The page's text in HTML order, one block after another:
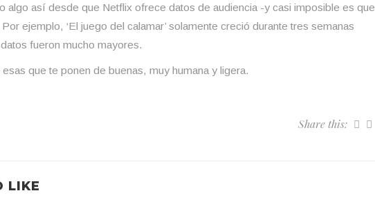
algo así desde que Netflix ofrece datos de audiencia -y casi imposible es que
ejemplo, ‘El juego del calamar’ solamente creció durante tres semanas
fueron mucho mayores.
que te ponen de buenas, muy humana y ligera.
Share this:
LIKE